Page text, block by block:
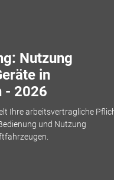
Nutzung
in
- 2026
Ihre arbeitsvertragliche
und Nutzung